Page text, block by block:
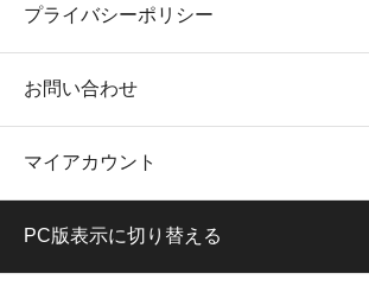
プライバシーポリシー
お問い合わせ
マイアカウント
PC版表示に切り替える